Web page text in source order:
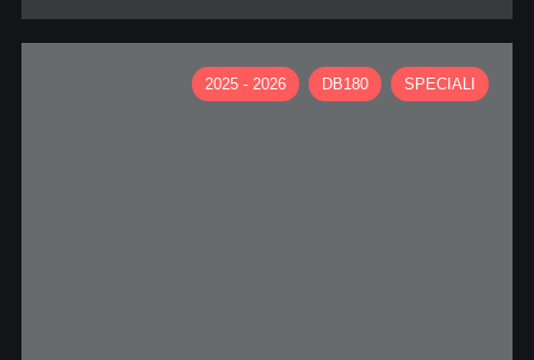
2025 - 2026 DB180 SPECIALI